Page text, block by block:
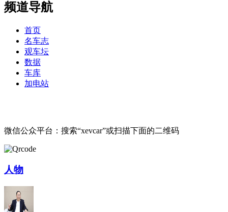
频道导航
首页
名车志
观车坛
数据
车库
加电站
微信公众平台：搜索“xevcar”或扫描下面的二维码
人物